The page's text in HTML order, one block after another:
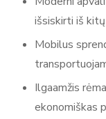
išsiskirti iš
Mobilus
Ilgaamžis
ekonomiškas